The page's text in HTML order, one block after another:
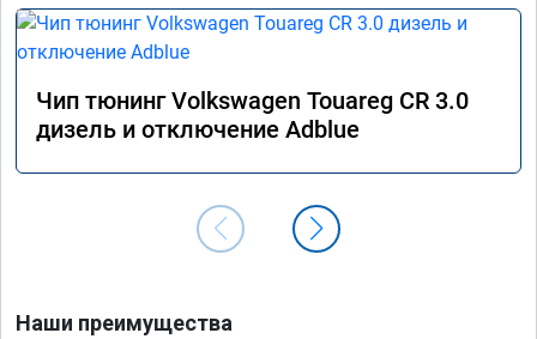
Чип тюнинг Volkswagen Touareg CR 3.0
дизель и отключение Adblue
Наши преимущества